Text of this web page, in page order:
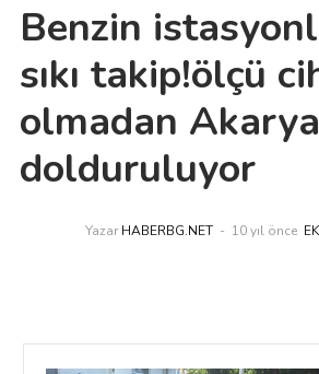
Benzin
sıkı takip!ölçü
olmadan
dolduruluyor
Yazar HABERBG.NET 10 yıl önce